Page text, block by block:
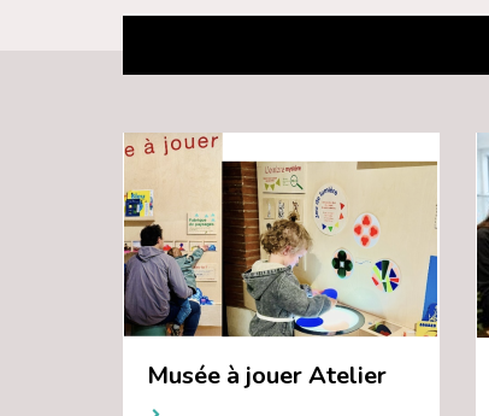
Musée à jouer Atelier